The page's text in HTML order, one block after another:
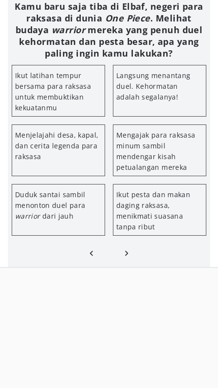
Kamu baru saja tiba di Elbaf, negeri para
raksasa di dunia One Piece. Melihat
budaya warriormereka yang penuh duel
kehormatan dan pesta besar, apa yang
paling ingin kamu lakukan?
Ikut latihan tempur
bersama para raksasa
untuk membuktikan
kekuatanmu
Langsung menantang
duel. Kehormatan
adalah segalanya!
Menjelajahi desa, kapal,
dan cerita legenda para
raksasa
Mengajak para raksasa
minum sambil
mendengar kisah
petualangan mereka
Duduk santai sambil
menonton duel para
warriordari jauh
Ikut pesta dan makan
daging raksasa,
menikmati suasana
tanpa ribut